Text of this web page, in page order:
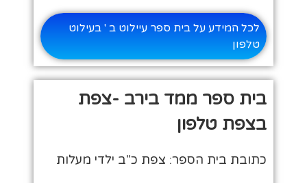
לכל המידע על בית ספר עיילוט ב ' בעילוט
טלפון
בית ספר ממד בירב -צפת
בצפת טלפון
כתובת בית הספר: צפת כ"ב ילדי מעלות